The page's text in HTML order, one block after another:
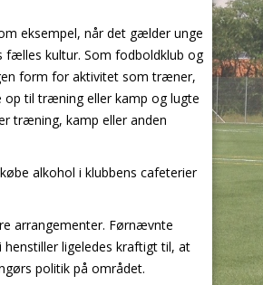
eksempel, når det gælder unge
fælles kultur. Som fodboldklub og
form for aktivitet som træner,
op til træning eller kamp og lugte
træning, kamp eller anden
alkohol i klubbens cafeterier
arrangementer. Førnævnte
ligeledes kraftigt til, at
politik på området.